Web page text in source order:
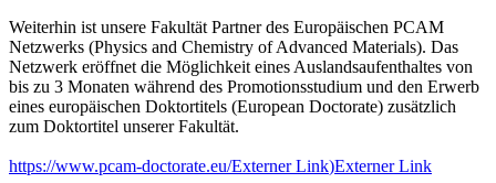
Weiterhin ist unsere Fakultät Partner des Europäischen PCAM
Netzwerks (Physics and Chemistry of Advanced Materials). Das
Netzwerk eröffnet die Möglichkeit eines Auslandsaufenthaltes von
bis zu 3 Monaten während des Promotionsstudium und den Erwerb
eines europäischen Doktortitels (European Doctorate) zusätzlich
zum Doktortitel unserer Fakultät.
https://www.pcam-doctorate.eu/Externer Link)Externer Link